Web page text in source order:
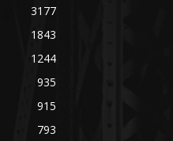
3177
1843
1244
935
915
793